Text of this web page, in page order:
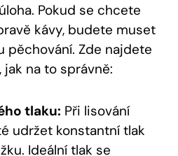
Pokud se chcete
kávy, budete muset
pěchování. Zde najdete
na to správně:
tlaku: Při lisování
udržet konstantní tlak
Ideální tlak se